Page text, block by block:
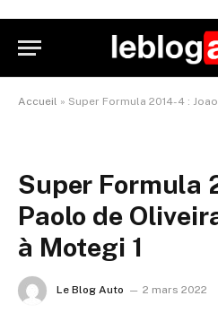
Accueil » Super Formula 2014-4 : Joao
Super Formula
Paolo de
à Motegi 1
Le Blog Auto 2 mars 2022